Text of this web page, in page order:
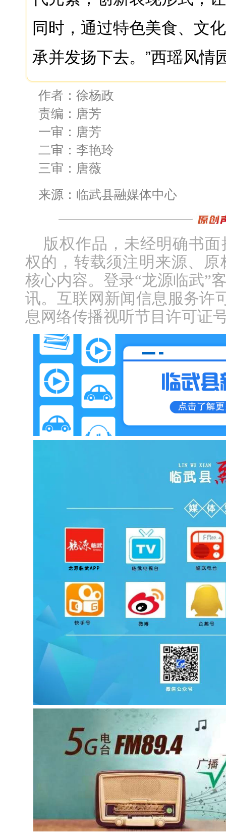
同时，通过特色美食、文
承并发扬下去。”西瑶风情
作者：徐杨政
责编：唐芳
一审：唐芳
二审：李艳玲
三审：唐薇
来源：临武县融媒体中心
版权作品，未经明确书
权的，转载须注明来源、
核心内容。登录“龙源临武”
讯。互联网新闻信息服务许
息网络传播视听节目许可证